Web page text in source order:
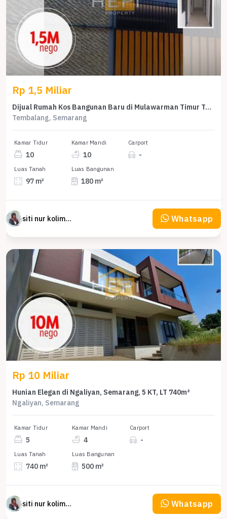
Rp 1,5 Miliar
Dijual Rumah Kos Bangunan Baru di Mulawarman Timur Tembalang
Tembalang, Semarang
Kamar Tidur
10
Kamar Mandi
10
Carport
-
Luas Tanah
97 m²
Luas Bangunan
180 m²
siti nur kolimah Whatsapp
Rp 10 Miliar
Hunian Elegan di Ngaliyan, Semarang, 5 KT, LT 740m²
Ngaliyan, Semarang
Kamar Tidur
5
Kamar Mandi
4
Carport
-
Luas Tanah
740 m²
Luas Bangunan
500 m²
siti nur kolimah Whatsapp